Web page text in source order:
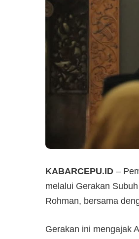
KABARCEPU.ID –
melalui Gerakan
Rohman, bersama
Gerakan ini mengajak